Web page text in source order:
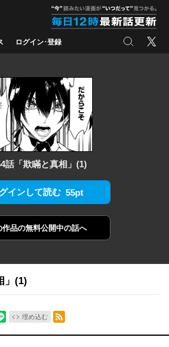
ログイン･登録 検索 X
話「欺瞞と真相」(1)
インして読む 55pt
作品の無料公開中の話へ
」(1)
埋め込む
RSSフィード